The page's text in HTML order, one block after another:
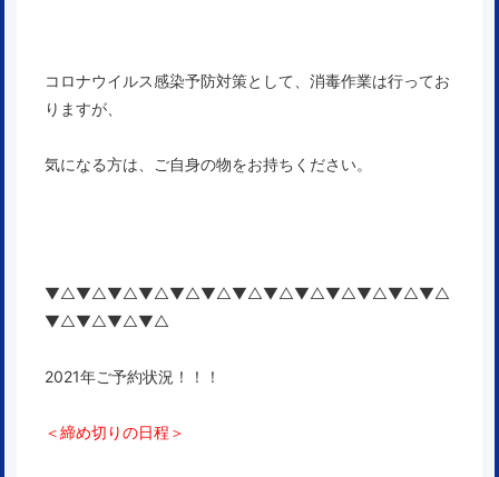
コロナウイルス感染予防対策として、消毒作業は行ってお
りますが、
気になる方は、ご自身の物をお持ちください。
▼△▼△▼△▼△▼△▼△▼△▼△▼△▼△▼△▼△▼△
▼△▼△▼△▼△
2021年ご予約状況！！！
＜締め切りの日程＞